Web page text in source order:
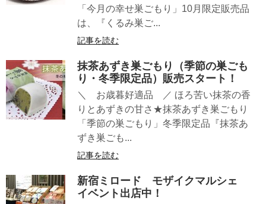
「今月の幸せ巣ごもり」10月限定販売品
は、『くるみ巣ご...
記事を読む
抹茶あずき巣ごもり（季節の巣ごも
り・冬季限定品）販売スタート！
＼ お歳暮好適品 ／ ほろ苦い抹茶の香
りとあずきの甘さ★抹茶あずき巣ごもり
「季節の巣ごもり」冬季限定品『抹茶あ
ずき巣ごも...
記事を読む
新宿ミロード モザイクマルシェ
イベント出店中！